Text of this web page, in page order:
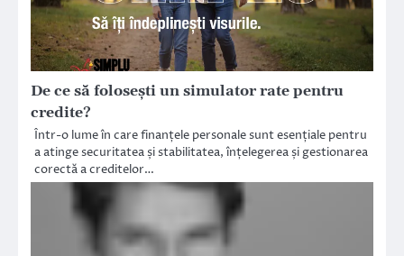
De ce să folosești un simulator rate pentru
credite?
Într-o lume în care finanțele personale sunt esențiale pentru
a atinge securitatea și stabilitatea, înțelegerea și gestionarea
corectă a creditelor…